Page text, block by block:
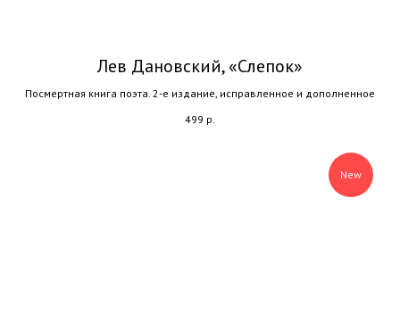
Лев Дановский, «Слепок»
Посмертная книга поэта. 2-е издание, исправленное и дополненное
499 р.
New